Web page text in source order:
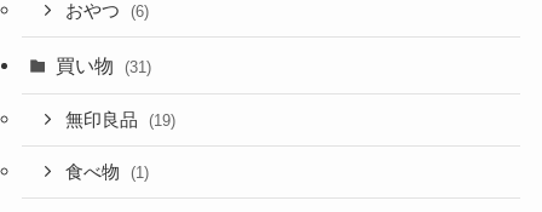
おやつ (6)
買い物 (31)
無印良品 (19)
食べ物 (1)